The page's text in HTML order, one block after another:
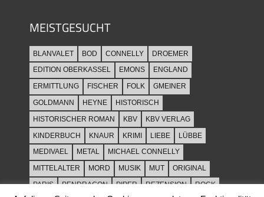
MEISTGESUCHT
BLANVALET BOD CONNELLY
DROEMER
EDITION OBERKASSEL
EMONS
ENGLAND
ERMITTLUNG
FISCHER FOLK
GMEINER
GOLDMANN
HEYNE
HISTORISCH
HISTORISCHER ROMAN
KBV
KBV VERLAG
KINDERBUCH
KNAUR KRIMI LIEBE
LÜBBE
MEDIVAEL
METAL
MICHAEL CONNELLY
MITTELALTER
MORD MUSIK MUT
ORIGINAL
PARIS
PENDRAGON PIPER REZENSION
ROCK